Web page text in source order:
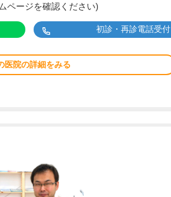
ページを確認ください)
初診・再診電話受付
医院の詳細をみる